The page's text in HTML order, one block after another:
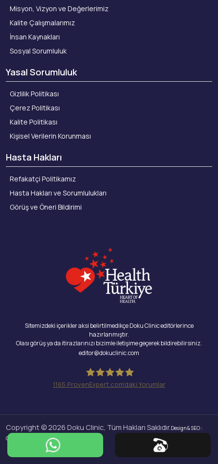
Misyon, Vizyon ve Değerlerimiz
Kalite Çalışmalarımız
İnsan Kaynakları
Sosyal Sorumluluk
Yasal Sorumluluk
Gizlilik Politikası
Çerez Politikası
Kalite Politikası
Kişisel Verilerin Korunması
Hasta Hakları
Refakatçi Politikamız
Hasta Hakları ve Sorumlulukları
Görüş ve Öneri Bildirimi
Sitemizdeki içerikler aksi belirtilmedikçe Doku Clinic editörlerince
hazırlanmıştır.
Olası görüş ya da itirazlarınızı bizimle iletişime geçerek bildirebilirsiniz.
editor@dokuclinic.com
1165 ProvenExpert.com'daki Yorumlar
Copyright © 2026 Doku Clinic, Tüm Hakları Saklıdır.Design & SEO :
Crabs Media